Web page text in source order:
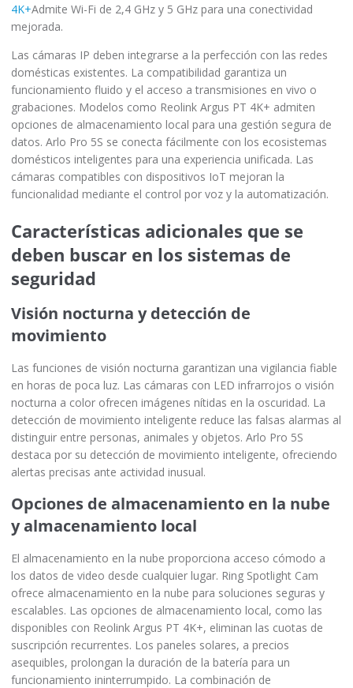
4K+Admite Wi-Fi de 2,4 GHz y 5 GHz para una conectividad
mejorada.
Las cámaras IP deben integrarse a la perfección con las redes
domésticas existentes. La compatibilidad garantiza un
funcionamiento fluido y el acceso a transmisiones en vivo o
grabaciones. Modelos como Reolink Argus PT 4K+ admiten
opciones de almacenamiento local para una gestión segura de
datos. Arlo Pro 5S se conecta fácilmente con los ecosistemas
domésticos inteligentes para una experiencia unificada. Las
cámaras compatibles con dispositivos IoT mejoran la
funcionalidad mediante el control por voz y la automatización.
Características adicionales que se
deben buscar en los sistemas de
seguridad
Visión nocturna y detección de
movimiento
Las funciones de visión nocturna garantizan una vigilancia fiable
en horas de poca luz. Las cámaras con LED infrarrojos o visión
nocturna a color ofrecen imágenes nítidas en la oscuridad. La
detección de movimiento inteligente reduce las falsas alarmas al
distinguir entre personas, animales y objetos. Arlo Pro 5S
destaca por su detección de movimiento inteligente, ofreciendo
alertas precisas ante actividad inusual.
Opciones de almacenamiento en la nube
y almacenamiento local
El almacenamiento en la nube proporciona acceso cómodo a
los datos de video desde cualquier lugar. Ring Spotlight Cam
ofrece almacenamiento en la nube para soluciones seguras y
escalables. Las opciones de almacenamiento local, como las
disponibles con Reolink Argus PT 4K+, eliminan las cuotas de
suscripción recurrentes. Los paneles solares, a precios
asequibles, prolongan la duración de la batería para un
funcionamiento ininterrumpido. La combinación de